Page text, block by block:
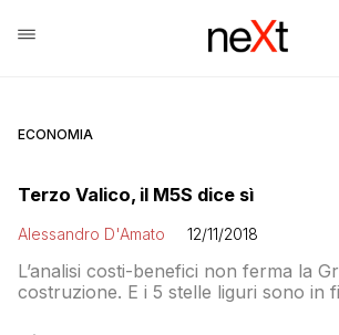
ECONOMIA
Terzo Valico, il M5S dice sì
Alessandro D'Amato 12/11/2018
L’analisi costi-benefici non ferma la
costruzione. E i 5 stelle liguri sono in